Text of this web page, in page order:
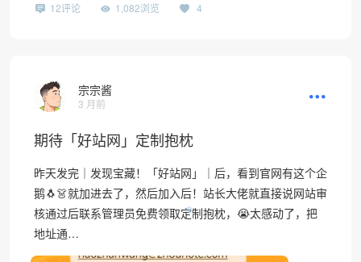
12评论 1,082浏览 4
宗宗酱
3 月前
期待「好站网」定制抱枕
昨天发完｜发现宝藏！「好站网」｜后，看到官网有这个企
鹅🐧👗就加进去了，然后加入后！站长大佬就直接说网站审
核通过后联系管理员免费领取定制抱枕，😭太感动了，把
地址通…